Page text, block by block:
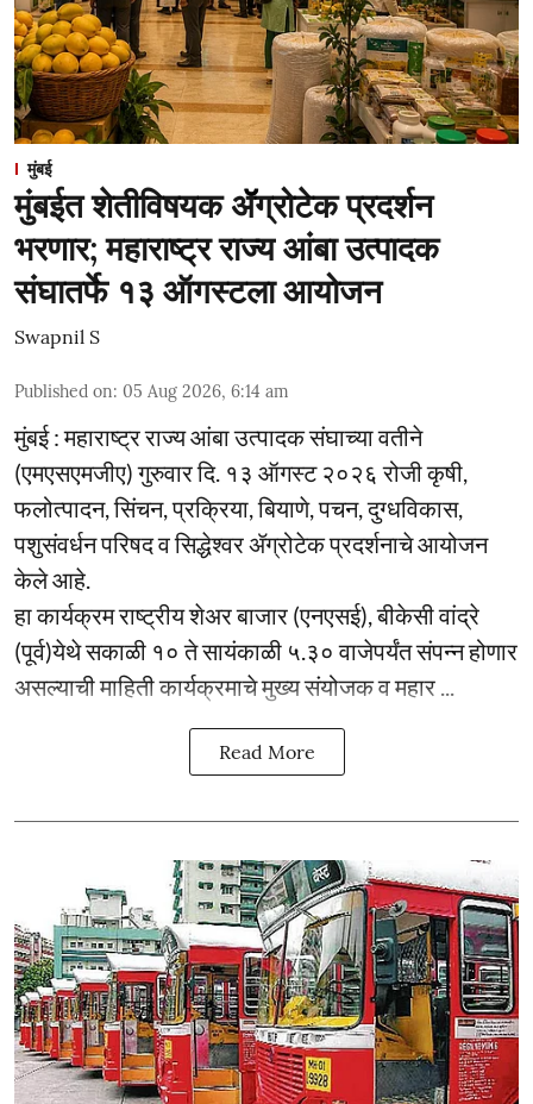
मुंबई
मुंबईत शेतीविषयक ॲॅग्रोटेक प्रदर्शन
भरणार; महाराष्ट्र राज्य आंबा उत्पादक
संघातर्फे १३ ऑगस्टला आयोजन
Swapnil S
Published on: 05 Aug 2026, 6:14 am
मुंबई : महाराष्ट्र राज्य आंबा उत्पादक संघाच्या वतीने
(एमएसएमजीए) गुरुवार दि. १३ ऑगस्ट २०२६ रोजी कृषी,
फलोत्पादन, सिंचन, प्रक्रिया, बियाणे, पचन, दुग्धविकास,
पशुसंवर्धन परिषद व सिद्धेश्वर ॲग्रोटेक प्रदर्शनाचे आयोजन
केले आहे.
हा कार्यक्रम राष्ट्रीय शेअर बाजार (एनएसई), बीकेसी वांद्रे
(पूर्व)येथे सकाळी १० ते सायंकाळी ५.३० वाजेपर्यंत संपन्न होणार
असल्याची माहिती कार्यक्रमाचे मुख्य संयोजक व महार ...
Read More